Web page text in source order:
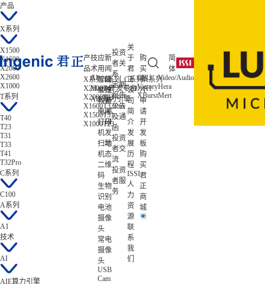
产
品
X系列
X2600
X2000
X1600
X1500
X1000
T系列
T41
T33
T32Pro
T31
T23
C系列
C100
A系列
A1
技
术
AI
Magik开发平台
AIE算力引擎
CPU
Victory
XBurst
Video/Audio
Hera
Mert
ISP/AISP
Tiziano
低功耗
Zeratul
Atlas
应
用
智能
显控
教育
电子
打印
机
扫地
机
二维
码
生物
识别
电池
摄像
头
常电
摄像
头
USB
Cam
新
闻
公
司
新
闻
研
发
动
态
投资
者关
系
定期
报告
公告
及通
函
投资
者交
流
投资
者服
务
关
于
君
正
公
司
简
介
发
展
历
程
ISSI
人
力
资
源
联
系
我
们
购
买
样
片
申
请
开
发
板
购
买
君
正
商
城
简
体
产品
X系列
X1500
X1600
X2000
X2600
X1000
T系列
T40
T23
T31
T33
T41
T32Pro
C系列
C100
A系列
A1
技术
AI
AIE算力引擎